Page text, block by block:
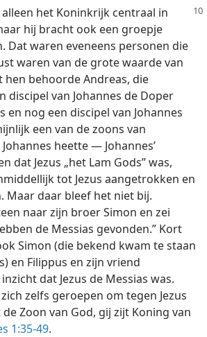
alleen het Koninkrijk centraal in
hij bracht ook een groepje
Dat waren eveneens personen die
waren van de grote waarde van
hen behoorde Andreas, die
discipel van Johannes de Doper
en nog een discipel van Johannes
een van de zoons van
heette — Johannes’
dat Jezus „het Lam Gods” was,
tot Jezus aangetrokken en
Maar daar bleef het niet bij.
naar zijn broer Simon en zei
de Messias gevonden.” Kort
Simon (die bekend kwam te staan
en Filippus en zijn vriend
dat Jezus de Messias was.
zelfs geroepen om tegen Jezus
de Zoon van God, gij zijt Koning van
1:35-49.